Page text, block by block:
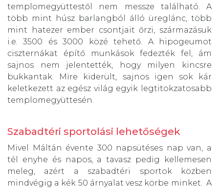
templomegyüttestől nem messze található. A
több mint húsz barlangból álló üreglánc, több
mint hatezer ember csontjait őrzi, származásuk
i.e. 3500 és 3000 közé tehető. A hipogeumot
ciszternákat építő munkások fedezték fel, ám
sajnos nem jelentették, hogy milyen kincsre
bukkantak. Mire kiderült, sajnos igen sok kár
keletkezett az egész világ egyik legtitokzatosabb
templomegyüttesén.
Szabadtéri sportolási lehetőségek
Mivel Máltán évente 300 napsütéses nap van, a
tél enyhe és napos, a tavasz pedig kellemesen
meleg, azért a szabadtéri sportok közben
mindvégig a kék 50 árnyalat vesz körbe minket. A